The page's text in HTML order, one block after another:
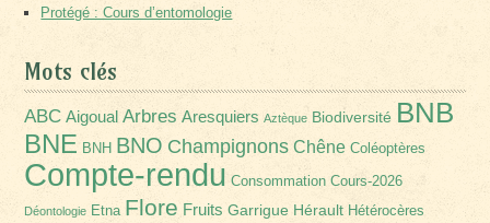
Protégé : Cours d’entomologie
Mots clés
ABC Aigoual Arbres Aresquiers Aztèque Biodiversité BNB
BNE BNH BNO Champignons Chêne Coléoptères
Compte-rendu Consommation Cours-2026
Déontologie Etna Flore Fruits Garrigue Hérault Hétérocères